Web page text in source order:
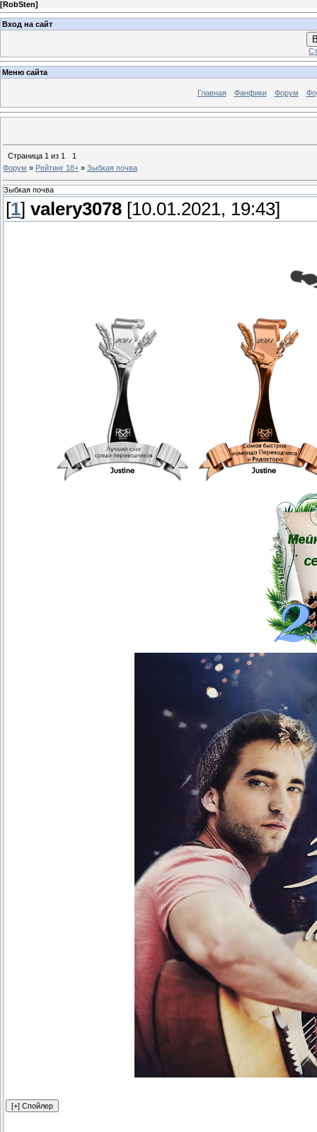
[RobSten]
Вход на сайт
Меню сайта
Главная Фанфики Форум
Страница 1 из 1
1
Форум » Рейтинг 18+ » Зыбкая почва
Зыбкая почва
[1] valery3078 [10.01.2021, 19:43]